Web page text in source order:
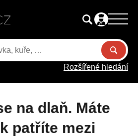
Rozšířené hledání
patříte mezi